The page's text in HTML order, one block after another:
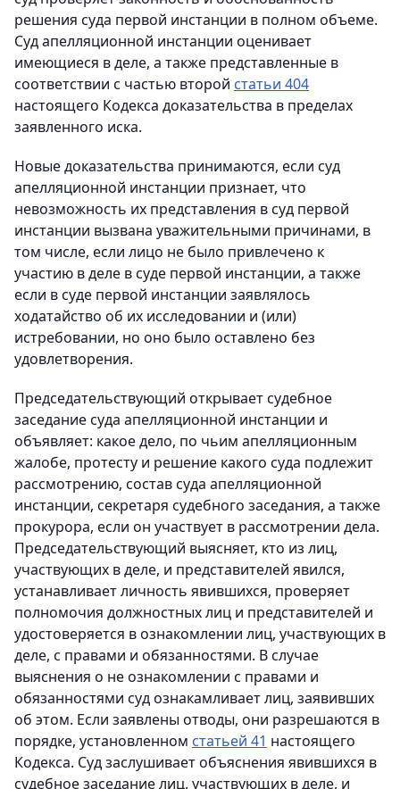
решения суда первой инстанции в полном объеме.
Суд апелляционной инстанции оценивает
имеющиеся в деле, а также представленные в
соответствии с частью второй статьи 404
настоящего Кодекса доказательства в пределах
заявленного иска.
Новые доказательства принимаются, если суд
апелляционной инстанции признает, что
невозможность их представления в суд первой
инстанции вызвана уважительными причинами, в
том числе, если лицо не было привлечено к
участию в деле в суде первой инстанции, а также
если в суде первой инстанции заявлялось
ходатайство об их исследовании и (или)
истребовании, но оно было оставлено без
удовлетворения.
Председательствующий открывает судебное
заседание суда апелляционной инстанции и
объявляет: какое дело, по чьим апелляционным
жалобе, протесту и решение какого суда подлежит
рассмотрению, состав суда апелляционной
инстанции, секретаря судебного заседания, а также
прокурора, если он участвует в рассмотрении дела.
Председательствующий выясняет, кто из лиц,
участвующих в деле, и представителей явился,
устанавливает личность явившихся, проверяет
полномочия должностных лиц и представителей и
удостоверяется в ознакомлении лиц, участвующих в
деле, с правами и обязанностями. В случае
выяснения о не ознакомлении с правами и
обязанностями суд ознакамливает лиц, заявивших
об этом. Если заявлены отводы, они разрешаются в
порядке, установленном статьей 41 настоящего
Кодекса. Суд заслушивает объяснения явившихся в
судебное заседание лиц, участвующих в деле, и